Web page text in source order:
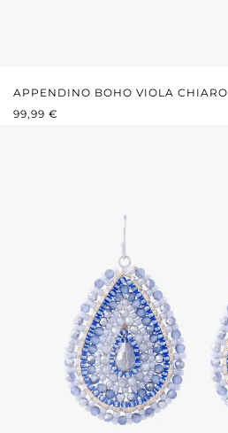
APPENDINO BOHO VIOLA CHIARO
PREZZO NORMALE:
99,99 €